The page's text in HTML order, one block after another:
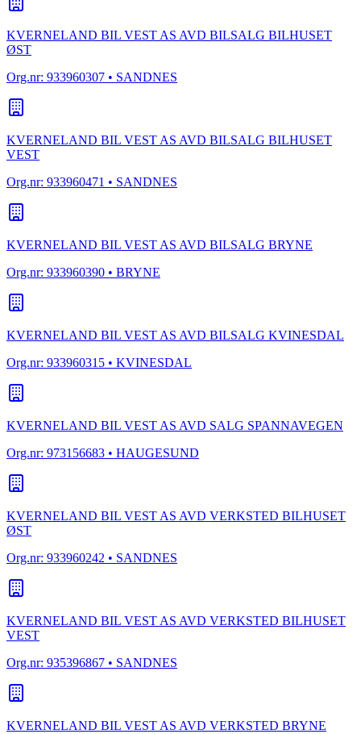
KVERNELAND BIL VEST AS AVD BILSALG BILHUSET
ØST
Org.nr: 933960307 • SANDNES
KVERNELAND BIL VEST AS AVD BILSALG BILHUSET
VEST
Org.nr: 933960471 • SANDNES
KVERNELAND BIL VEST AS AVD BILSALG BRYNE
Org.nr: 933960390 • BRYNE
KVERNELAND BIL VEST AS AVD BILSALG KVINESDAL
Org.nr: 933960315 • KVINESDAL
KVERNELAND BIL VEST AS AVD SALG SPANNAVEGEN
Org.nr: 973156683 • HAUGESUND
KVERNELAND BIL VEST AS AVD VERKSTED BILHUSET
ØST
Org.nr: 933960242 • SANDNES
KVERNELAND BIL VEST AS AVD VERKSTED BILHUSET
VEST
Org.nr: 935396867 • SANDNES
KVERNELAND BIL VEST AS AVD VERKSTED BRYNE